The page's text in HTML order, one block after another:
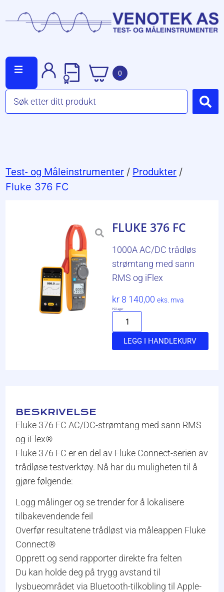
0
Test- og Måleinstrumenter / Produkter /
Fluke 376 FC
FLUKE 376 FC
1000A AC/DC trådløs
strømtang med sann
RMS og iFlex
kr 8 140,00 eks. mva
På lager
LEGG I HANDLEKURV
BESKRIVELSE
Fluke 376 FC AC/DC-strømtang med sann RMS
og iFlex®
Fluke 376 FC er en del av Fluke Connect-serien av
trådløse testverktøy. Nå har du muligheten til å
gjøre følgende:
Logg målinger og se trender for å lokalisere
tilbakevendende feil
Overfør resultatene trådløst via måleappen Fluke
Connect®
Opprett og send rapporter direkte fra felten
Du kan holde deg på trygg avstand til
lysbueområdet via Bluetooth-tilkobling til Apple-